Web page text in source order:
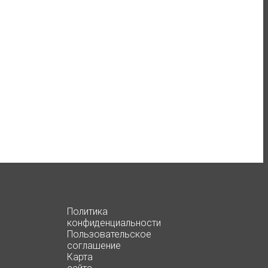
Политика
конфиденциальности
Пользовательское
соглашение
Карта